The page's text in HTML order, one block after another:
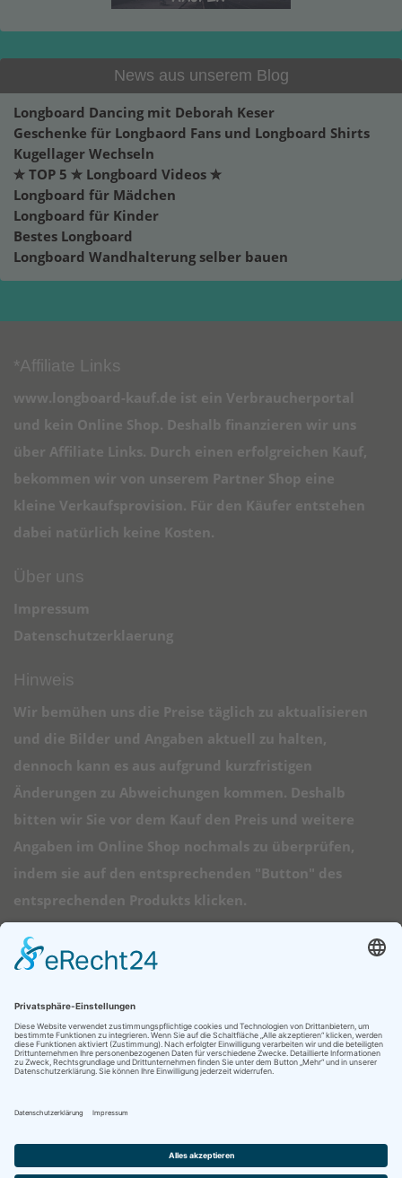
News aus unserem Blog
Longboard Dancing mit Deborah Keser
Geschenke für Longbaord Fans und Longboard Shirts
Kugellager Wechseln
✮ TOP 5 ✮ Longboard Videos ✮
Longboard für Mädchen
Longboard für Kinder
Bestes Longboard
Longboard Wandhalterung selber bauen
*Affiliate Links
www.longboard-kauf.de ist ein Verbraucherportal
und kein Online Shop. Deshalb finanzieren wir uns
über Affiliate Links. Durch einen erfolgreichen Kauf,
bekommen wir von unserem Partner Shop eine
kleine Verkaufsprovision. Für den Käufer entstehen
dabei natürlich keine Kosten.
Über uns
Impressum
Datenschutzerklaerung
Hinweis
Wir bemühen uns die Preise täglich zu aktualisieren
und die Bilder und Angaben aktuell zu halten,
dennoch kann es aus aufgrund kurzfristigen
Änderungen zu Abweichungen kommen. Deshalb
bitten wir Sie vor dem Kauf den Preis und weitere
Angaben im Online Shop nochmals zu überprüfen,
indem sie auf den entsprechenden "Button" des
entsprechenden Produkts klicken.
➠ Direktlinks
Longboard Anfänger
Mini Longboards
Elektro Longboards